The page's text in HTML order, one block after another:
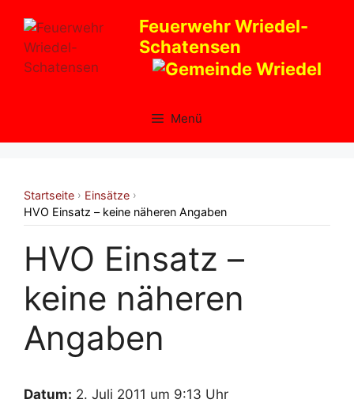
Inhalt
springen
Feuerwehr Wriedel-
Schatensen
Menü
Startseite › Einsätze ›
HVO Einsatz – keine näheren Angaben
HVO Einsatz –
keine näheren
Angaben
Datum: 2. Juli 2011 um 9:13 Uhr